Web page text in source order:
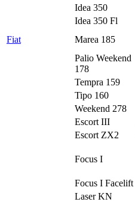
Fiat
Idea 350
Idea 350 Fl
Marea 185
Palio Weekend
178
Tempra 159
Tipo 160
Weekend 278
Escort III
Escort ZX2
Focus I
Focus I Facelift
Laser KN